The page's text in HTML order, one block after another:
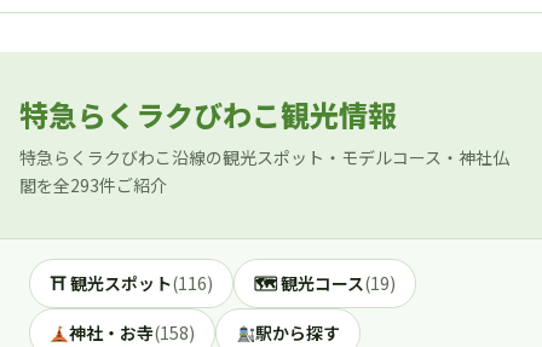
特急らくラクびわこ観光情報
特急らくラクびわこ沿線の観光スポット・モデルコース・神社仏
閣を全293件ご紹介
⛩ 観光スポット(116) 🗺 観光コース(19)
神社・お寺(158) 駅から探す